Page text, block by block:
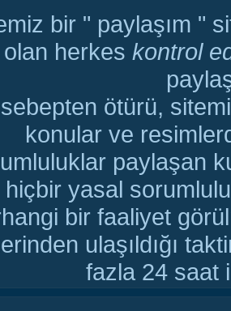
bir " paylaşım "
olan herkes kontrol
ötürü,
konular ve
paylaşan
hiçbir yasal
bir faaliyet
ulaşıldığı
fazla 24 saat